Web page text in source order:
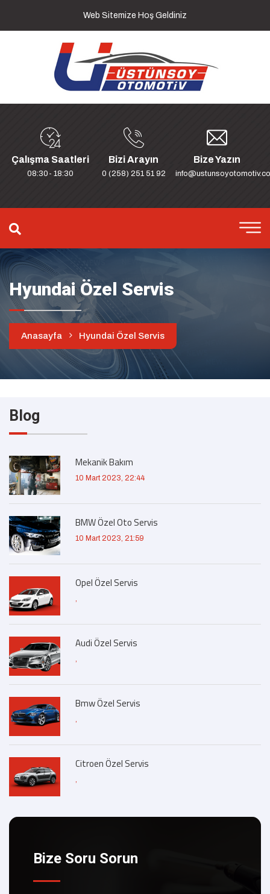
Web Sitemize Hoş Geldiniz
Çalışma Saatleri
08:30- 18:30
Bizi Arayın
0 (258) 251 51 92
Bize Yazın
Hyundai Özel Servis
Anasayfa Hyundai Özel Servis
Blog
Mekanik Bakım
10 Mart 2023, 22:44
BMW Özel Oto Servis
10 Mart 2023, 21:59
Opel Özel Servis
,
Audi Özel Servis
,
Bmw Özel Servis
,
Citroen Özel Servis
,
Bize Soru Sorun